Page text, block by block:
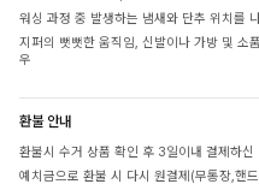
워싱 과정 중 발생하는 냄새와 단추 위치를
지퍼의 뻣뻣한 움직임, 신발이나 가방 및 소
우
환불 안내
환불시 수거 상품 확인 후 3일이내 결제하신
예치금으로 환불 시 다시 원결제(무통장,핸